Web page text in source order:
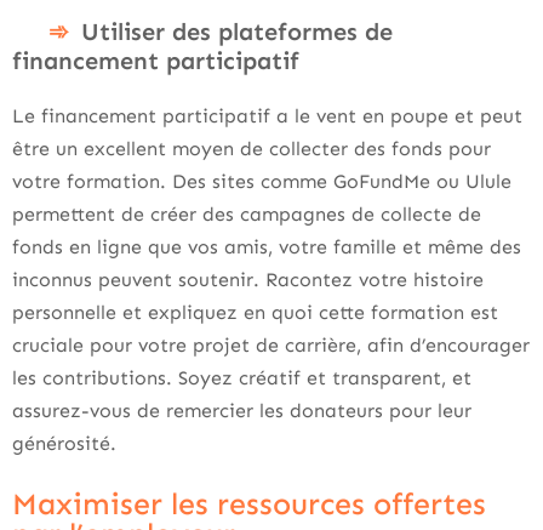
Utiliser des plateformes de
financement participatif
Le financement participatif a le vent en poupe et peut
être un excellent moyen de collecter des fonds pour
votre formation. Des sites comme GoFundMe ou Ulule
permettent de créer des campagnes de collecte de
fonds en ligne que vos amis, votre famille et même des
inconnus peuvent soutenir. Racontez votre histoire
personnelle et expliquez en quoi cette formation est
cruciale pour votre projet de carrière, afin d’encourager
les contributions. Soyez créatif et transparent, et
assurez-vous de remercier les donateurs pour leur
générosité.
Maximiser les ressources offertes